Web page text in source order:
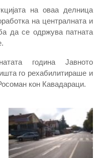
на оваа делница
на централната и
да се одржува патната
година Јавното
го рехабилитираше и
кон Кавадараци.